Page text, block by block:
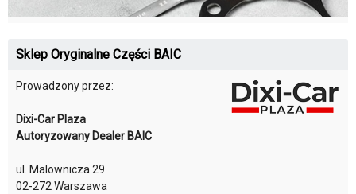
Sklep Oryginalne Części BAIC
Prowadzony przez:
Dixi-Car Plaza
Autoryzowany Dealer BAIC
ul. Malownicza 29
02-272 Warszawa